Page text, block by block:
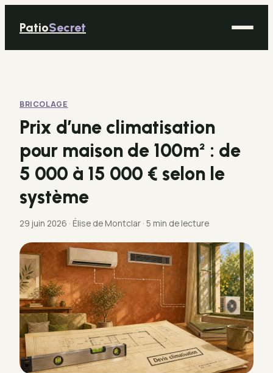
PatioSecret
Bricolage
Déco
Immobilier
Jardinage
BRICOLAGE
Prix d’une climatisation
pour maison de 100m² : de
5 000 à 15 000 € selon le
système
29 juin 2026 · Élise de Montclar · 5 min de lecture